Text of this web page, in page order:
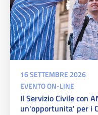
16 SETTEMBRE 2026
EVENTO ON-LINE
Il Servizio Civile con
un'opportunita' per i